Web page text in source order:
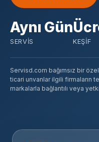
Aynı Gün
SERVIS KEŞIF
Servisd.com bağımsız bir
ticari unvanlar ilgili firmaların
markalarla bağlantılı veya